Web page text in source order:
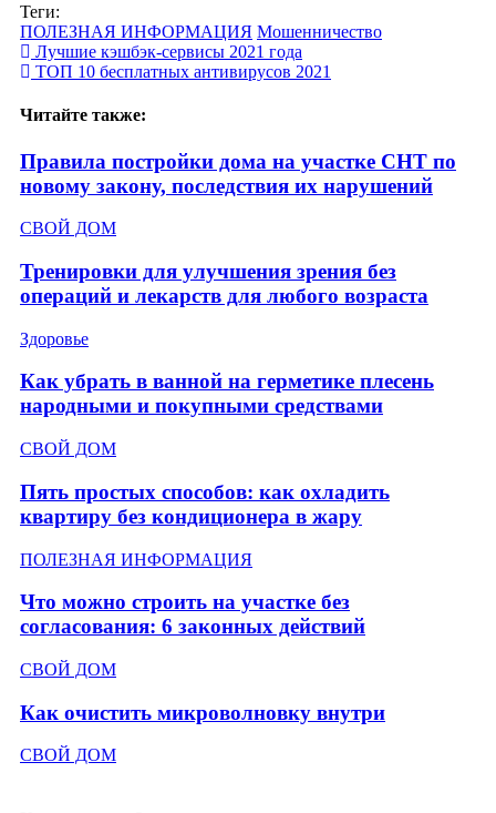
Теги:
ПОЛЕЗНАЯ ИНФОРМАЦИЯ Мошенничество
Лучшие кэшбэк-сервисы 2021 года
ТОП 10 бесплатных антивирусов 2021
Читайте также:
Правила постройки дома на участке СНТ по
новому закону, последствия их нарушений
СВОЙ ДОМ
Тренировки для улучшения зрения без
операций и лекарств для любого возраста
Здоровье
Как убрать в ванной на герметике плесень
народными и покупными средствами
СВОЙ ДОМ
Пять простых способов: как охладить
квартиру без кондиционера в жару
ПОЛЕЗНАЯ ИНФОРМАЦИЯ
Что можно строить на участке без
согласования: 6 законных действий
СВОЙ ДОМ
Как очистить микроволновку внутри
СВОЙ ДОМ